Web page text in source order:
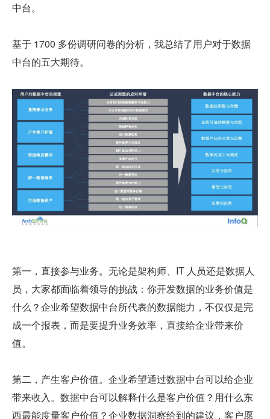
中台。
基于 1700 多份调研问卷的分析，我总结了用户对于数据
中台的五大期待。
第一，直接参与业务。无论是架构师、IT 人员还是数据人
员，大家都面临着领导的挑战：你开发数据的业务价值是
什么？企业希望数据中台所代表的数据能力，不仅仅是完
成一个报表，而是要提升业务效率，直接给企业带来价
值。
第二，产生客户价值。企业希望通过数据中台可以给企业
带来收入。数据中台可以解释什么是客户价值？用什么东
西最能度量客户价值？企业数据洞察给到的建议，客户愿